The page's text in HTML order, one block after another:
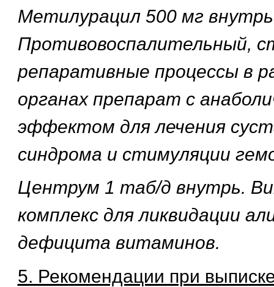
Метилурацил 500 мг
Противовоспалительный,
репаративные процессы в
органах препарат с
эффектом для лечения
синдрома и стимуляции
Центрум 1 таб/д внутрь.
комплекс для ликвидации
дефицита витаминов.
5. Рекомендации при